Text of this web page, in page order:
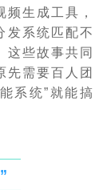
生成工具，
发系统匹配不
这些故事共同
需要百人团
系统”就能搞